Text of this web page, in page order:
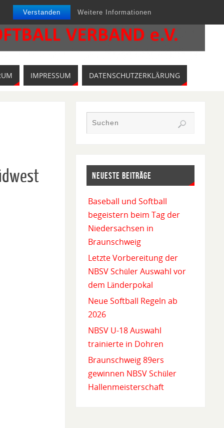
Verstanden Weitere Informationen
IMPRESSUM DATENSCHUTZERKLÄRUNG
NEUESTE BEITRÄGE
Baseball und Softball
begeistern beim Tag der
Niedersachsen in
Braunschweig
Letzte Vorbereitung der
NBSV Schüler Auswahl vor
dem Länderpokal
Neue Softball Regeln ab
2026
NBSV U-18 Auswahl
trainierte in Dohren
Braunschweig 89ers
gewinnen NBSV Schüler
Hallenmeisterschaft